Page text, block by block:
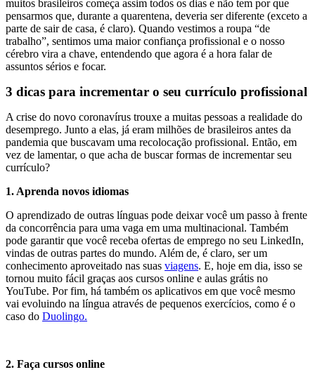
muitos brasileiros começa assim todos os dias e não tem por que
pensarmos que, durante a quarentena, deveria ser diferente (exceto a
parte de sair de casa, é claro). Quando vestimos a roupa “de
trabalho”, sentimos uma maior confiança profissional e o nosso
cérebro vira a chave, entendendo que agora é a hora falar de
assuntos sérios e focar.
3 dicas para incrementar o seu currículo profissional
A crise do novo coronavírus trouxe a muitas pessoas a realidade do
desemprego. Junto a elas, já eram milhões de brasileiros antes da
pandemia que buscavam uma recolocação profissional. Então, em
vez de lamentar, o que acha de buscar formas de incrementar seu
currículo?
1. Aprenda novos idiomas
O aprendizado de outras línguas pode deixar você um passo à frente
da concorrência para uma vaga em uma multinacional. Também
pode garantir que você receba ofertas de emprego no seu LinkedIn,
vindas de outras partes do mundo. Além de, é claro, ser um
conhecimento aproveitado nas suas viagens. E, hoje em dia, isso se
tornou muito fácil graças aos cursos online e aulas grátis no
YouTube. Por fim, há também os aplicativos em que você mesmo
vai evoluindo na língua através de pequenos exercícios, como é o
caso do Duolingo.
2. Faça cursos online